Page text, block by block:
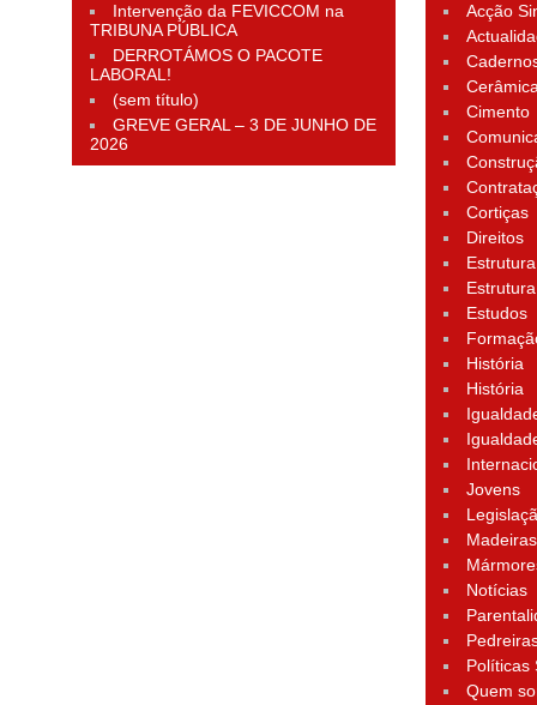
Intervenção da FEVICCOM na
TRIBUNA PÚBLICA
DERROTÁMOS O PACOTE
LABORAL!
(sem título)
GREVE GERAL – 3 DE JUNHO DE
2026
Acção
Cimento
Cortiças
Direitos
Estudos
História
História
Jovens
Madeiras
Notícias
Políticas
Quem